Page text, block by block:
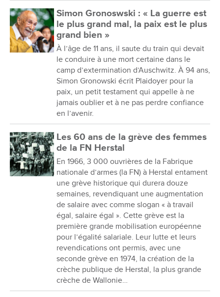
Simon Gronoswski : « La guerre est
le plus grand mal, la paix est le plus
grand bien »
À l’âge de 11 ans, il saute du train qui devait
le conduire à une mort certaine dans le
camp d’extermination d’Auschwitz. À 94 ans,
Simon Gronowski écrit Plaidoyer pour la
paix, un petit testament qui appelle à ne
jamais oublier et à ne pas perdre confiance
en l’avenir.
Les 60 ans de la grève des femmes
de la FN Herstal
En 1966, 3 000 ouvrières de la Fabrique
nationale d’armes (la FN) à Herstal entament
une grève historique qui durera douze
semaines, revendiquant une augmentation
de salaire avec comme slogan « à travail
égal, salaire égal ». Cette grève est la
première grande mobilisation européenne
pour l’égalité salariale. Leur lutte et leurs
revendications ont permis, avec une
seconde grève en 1974, la création de la
crèche publique de Herstal, la plus grande
crèche de Wallonie…